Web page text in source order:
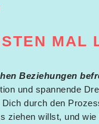
MAL
Beziehungen
und spannende
durch den
ziehen willst, und